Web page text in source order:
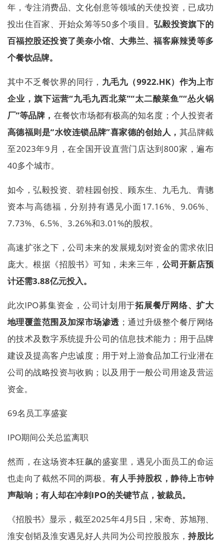
年，专注消费品、文化创意等领域的天使投资，已成功
投出住百家、开始众筹等50多个项目。弘毅投资旗下的
百福控股还投资了美奈小馆、大弗兰、福客麻辣烫等多
个餐饮品牌。
其中不乏餐饮界的同行， 九毛九（9922.HK）作为上市
企业，旗下运营“九毛九西北菜”“太二酸菜鱼”“怂火锅
厂”等品牌， 在餐饮市场都有极高的知名度；个人投资者
高德福则是“水饺连锁品牌”喜家德的创始人， 其品牌截
至2023年9月，在全国开设直营门店达到800家，遍布
40多个城市。
如今，弘毅投资、碧桂园创投、顾东生、九毛九、青骢
资本与高德福，分别持有遇见小面17.16%、9.06%、
7.73%、6.5%、3.26%和3.01%的股权。
高速扩张之下，公司未来的发展规划对资金的需求依旧
庞大。根据《招股书》可知，未来三年， 公司开新店预
计还需3.88亿元投入。
此次IPO募集资金，公司计划用于拓展餐厅网络、扩大
地理覆盖范围及加深市场渗透 ；通过升级整个餐厅网络
的技术及数字系统提升公司的信息技术能力；用于品牌
建设及提高客户忠诚度；用于对上游食品加工行业潜在
公司的战略投资与收购；以及用于一般公司用途及营运
资金。
69名员工享盛宴
IPO期间公关总监离职
然而，在这场资本狂飙的盛宴里，遇见小面员工的命运
也走向了截然不同的两极。有人手持股权，静待上市钟
声敲响；有人却在冲刺IPO的关键节点，被裁员。
《招股书》显示，截至2025年4月5日，宋奇、苏旭翔、
淮安创韬及淮安遇见好人共同为公司控股股东，持股比